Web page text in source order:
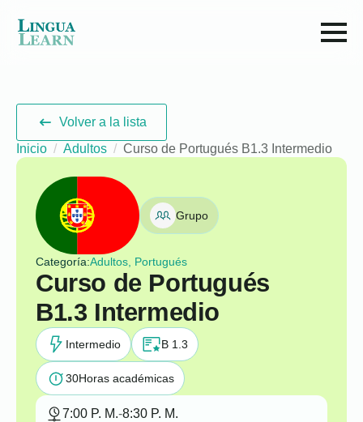
Volver a la lista
Inicio
Adultos Curso de Portugués B1.3 Intermedio
Grupo
Categoría:Adultos, Portugués
Curso de Portugués
B1.3 Intermedio
Intermedio B 1.3
30Horas académicas
7:00 P. M.-8:30 P. M.